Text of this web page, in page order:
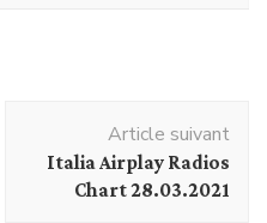
Article suivant
Italia Airplay Radios
Chart 28.03.2021